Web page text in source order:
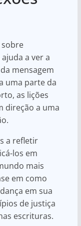
sobre
a ver a
mensagem
uma parte da
as lições
direção a uma
a refletir
los em
mais
em como
em sua
de justiça
escrituras.